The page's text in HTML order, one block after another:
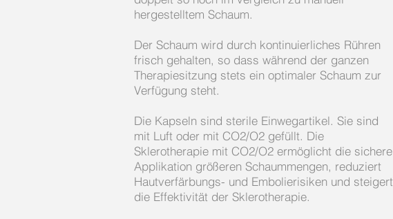
hergestelltem Schaum.
Der Schaum wird durch kontinuierliches Rühren
frisch gehalten, so dass während der ganzen
Therapiesitzung stets ein optimaler Schaum zur
Verfügung steht.
Die Kapseln sind sterile Einwegartikel. Sie sind
mit Luft oder mit CO2/O2 gefüllt. Die
Sklerotherapie mit CO2/O2 ermöglicht die sichere
Applikation größeren Schaummengen, reduziert
Hautverfärbungs- und Embolierisiken und steigert
die Effektivität der Sklerotherapie.